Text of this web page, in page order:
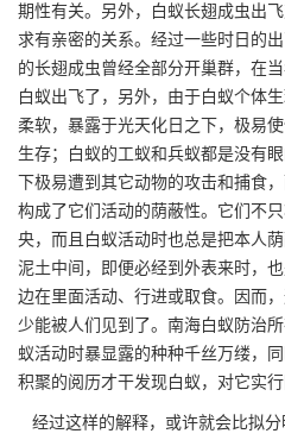
期性有关。另外，白蚁长翅成虫出
求有亲密的关系。经过一些时日的
的长翅成虫曾经全部分开巢群，在
白蚁出飞了，另外，由于白蚁个体
柔软，暴露于光天化日之下，极易
生存；白蚁的工蚁和兵蚁都是没有
下极易遭到其它动物的攻击和捕食
构成了它们活动的荫蔽性。它们不
央，而且白蚁活动时也总是把本人
泥土中间，即便必经到外表来时，
边在里面活动、行进或取食。因而
少能被人们见到了。南海白蚁防治
蚁活动时暴显露的种种千丝万缕，
积聚的阅历才干发现白蚁，对它实行
经过这样的解释，或许就会比拟